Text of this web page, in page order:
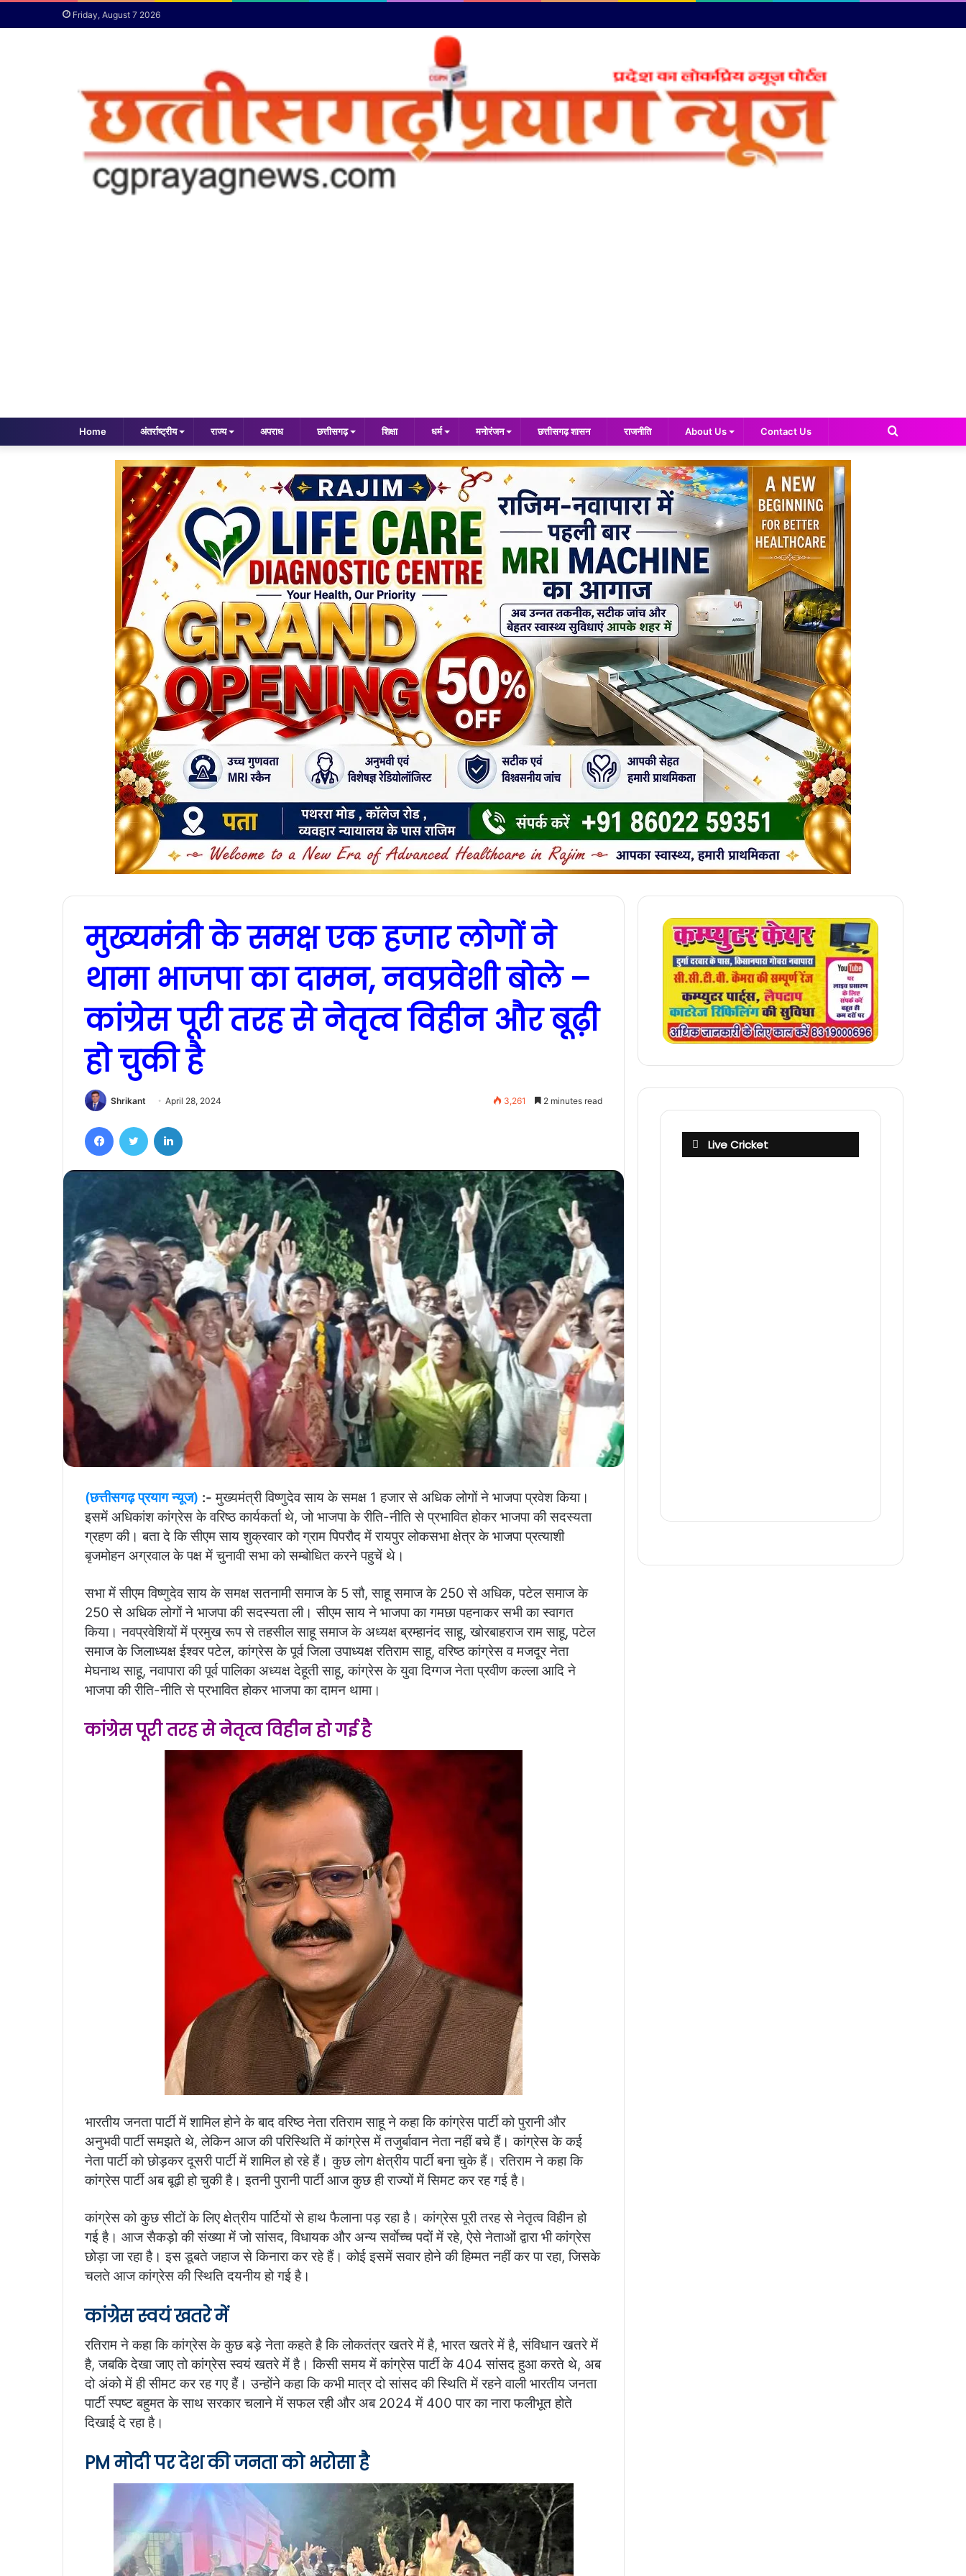
Friday, August 7 2026
Home अंतर्राष्ट्रीय राज्य अपराध छत्तीसगढ़ शिक्षा धर्म मनोरंजन छत्तीसगढ़ शासन राजनीति About Us Contact Us
Search
मुख्यमंत्री के समक्ष एक हजार लोगों ने
थामा भाजपा का दामन, नवप्रवेशी बोले –
कांग्रेस पूरी तरह से नेतृत्व विहीन और बूढ़ी
हो चुकी है
Shrikant April 28, 2024 3,261 2 minutes read
(छत्तीसगढ़ प्रयाग न्यूज) :- मुख्यमंत्री विष्णुदेव साय के समक्ष 1 हजार से अधिक लोगों ने भाजपा प्रवेश किया।
इसमें अधिकांश कांग्रेस के वरिष्ठ कार्यकर्ता थे, जो भाजपा के रीति-नीति से प्रभावित होकर भाजपा की सदस्यता
ग्रहण की। बता दे कि सीएम साय शुक्रवार को ग्राम पिपरौद में रायपुर लोकसभा क्षेत्र के भाजपा प्रत्याशी
बृजमोहन अग्रवाल के पक्ष में चुनावी सभा को सम्बोधित करने पहुचें थे।
सभा में सीएम विष्णुदेव साय के समक्ष सतनामी समाज के 5 सौ, साहू समाज के 250 से अधिक, पटेल समाज के
250 से अधिक लोगों ने भाजपा की सदस्यता ली। सीएम साय ने भाजपा का गमछा पहनाकर सभी का स्वागत
किया। नवप्रवेशियों में प्रमुख रूप से तहसील साहू समाज के अध्यक्ष ब्रम्हानंद साहू, खोरबाहराज राम साहू, पटेल
समाज के जिलाध्यक्ष ईश्वर पटेल, कांग्रेस के पूर्व जिला उपाध्यक्ष रतिराम साहू, वरिष्ठ कांग्रेस व मजदूर नेता
मेघनाथ साहू, नवापारा की पूर्व पालिका अध्यक्ष देहूती साहू, कांग्रेस के युवा दिग्गज नेता प्रवीण कल्ला आदि ने
भाजपा की रीति-नीति से प्रभावित होकर भाजपा का दामन थामा।
कांग्रेस पूरी तरह से नेतृत्व विहीन हो गई है
भारतीय जनता पार्टी में शामिल होने के बाद वरिष्ठ नेता रतिराम साहू ने कहा कि कांग्रेस पार्टी को पुरानी और
अनुभवी पार्टी समझते थे, लेकिन आज की परिस्थिति में कांग्रेस में तजुर्बावान नेता नहीं बचे हैं। कांग्रेस के कई
नेता पार्टी को छोड़कर दूसरी पार्टी में शामिल हो रहे हैं। कुछ लोग क्षेत्रीय पार्टी बना चुके हैं। रतिराम ने कहा कि
कांग्रेस पार्टी अब बूढ़ी हो चुकी है। इतनी पुरानी पार्टी आज कुछ ही राज्यों में सिमट कर रह गई है।
कांग्रेस को कुछ सीटों के लिए क्षेत्रीय पार्टियों से हाथ फैलाना पड़ रहा है। कांग्रेस पूरी तरह से नेतृत्व विहीन हो
गई है। आज सैकड़ो की संख्या में जो सांसद, विधायक और अन्य सर्वाेच्च पदों में रहे, ऐसे नेताओं द्वारा भी कांग्रेस
छोड़ा जा रहा है। इस डूबते जहाज से किनारा कर रहे हैं। कोई इसमें सवार होने की हिम्मत नहीं कर पा रहा, जिसके
चलते आज कांग्रेस की स्थिति दयनीय हो गई है।
कांग्रेस स्वयं खतरे में
रतिराम ने कहा कि कांग्रेस के कुछ बड़े नेता कहते है कि लोकतंत्र खतरे में है, भारत खतरे में है, संविधान खतरे में
है, जबकि देखा जाए तो कांग्रेस स्वयं खतरे में है। किसी समय में कांग्रेस पार्टी के 404 सांसद हुआ करते थे, अब
दो अंको में ही सीमट कर रह गए हैं। उन्होंने कहा कि कभी मात्र दो सांसद की स्थिति में रहने वाली भारतीय जनता
पार्टी स्पष्ट बहुमत के साथ सरकार चलाने में सफल रही और अब 2024 में 400 पार का नारा फलीभूत होते
दिखाई दे रहा है।
PM मोदी पर देश की जनता को भरोसा है
Live Cricket